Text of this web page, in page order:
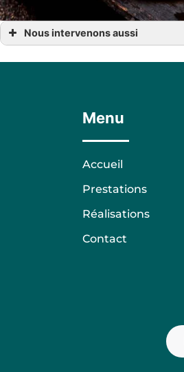
Nous intervenons aussi
plateau de fruit de mer Roquefort
plateau de fruit de mer Saint-Justin
plateau de fruit de mer Vic-en-Bigorre
Menu
Accueil
Prestations
Réalisations
Contact